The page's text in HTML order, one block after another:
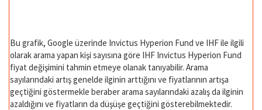
Bu grafik, Google üzerinde Invictus Hyperion Fund ve IHF ile ilgili
olarak arama yapan kişi sayısına göre IHF Invictus Hyperion Fund
fiyat değişimini tahmin etmeye olanak tanıyabilir. Arama
sayılarındaki artış genelde ilginin arttığını ve fiyatlarının artışa
geçtiğini göstermekle beraber arama sayılarındaki azalış da ilginin
azaldığını ve fiyatların da düşüşe geçtiğini gösterebilmektedir.